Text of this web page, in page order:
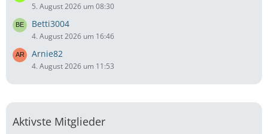
5. August 2026 um 08:30
Betti3004
4. August 2026 um 16:46
Arnie82
4. August 2026 um 11:53
Aktivste Mitglieder